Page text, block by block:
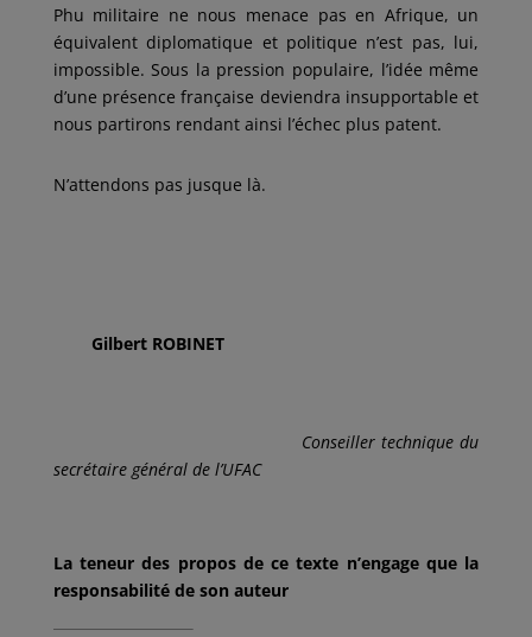
Phu militaire ne nous menace pas en Afrique, un
équivalent diplomatique et politique n’est pas, lui,
impossible. Sous la pression populaire, l’idée même
d’une présence française deviendra insupportable et
nous partirons rendant ainsi l’échec plus patent.
N’attendons pas jusque là.
Gilbert ROBINET
Conseiller technique du
secrétaire général de l’UFAC
La teneur des propos de ce texte n’engage que la
responsabilité de son auteur